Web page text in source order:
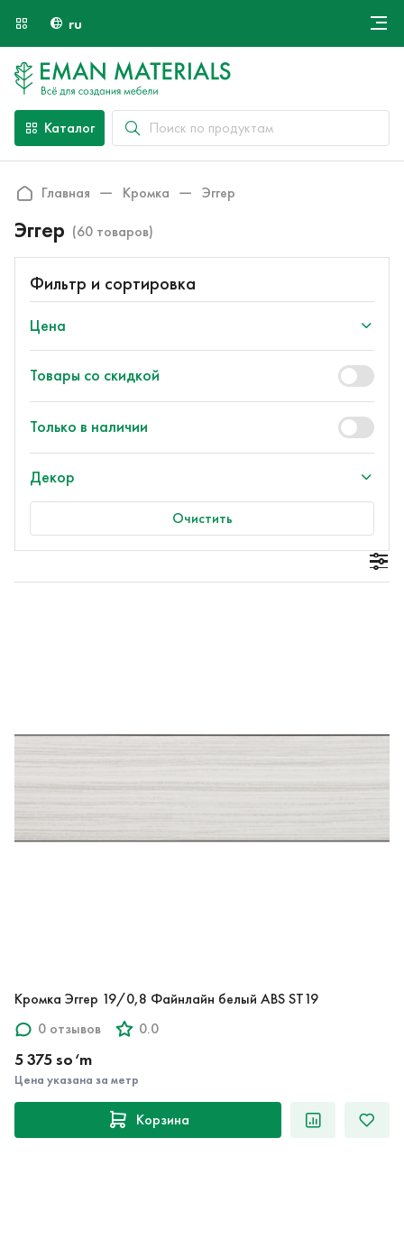
ru
Оплата и доставка
Каталог
Главная Кромка Эггер
Эггер (60 товаров)
Фильтр и сортировка
Цена
Товары со скидкой
Только в наличии
Декор
Очистить
Кромка Эггер 19/0,8 Файнлайн белый ABS ST19
0 отзывов
0.0
5 375 so‘m
Цена указана за метр
Корзина